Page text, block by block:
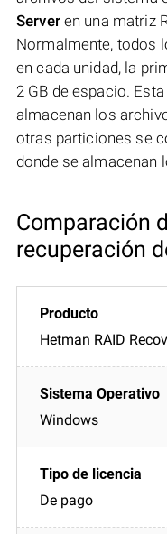
Serveren una matriz
Normalmente, todos
en cada unidad, la
2 GB de espacio.
almacenan los
otras particiones se
donde se almacenan
Comparación
recuperación
Hetman RAID
Windows
De pago